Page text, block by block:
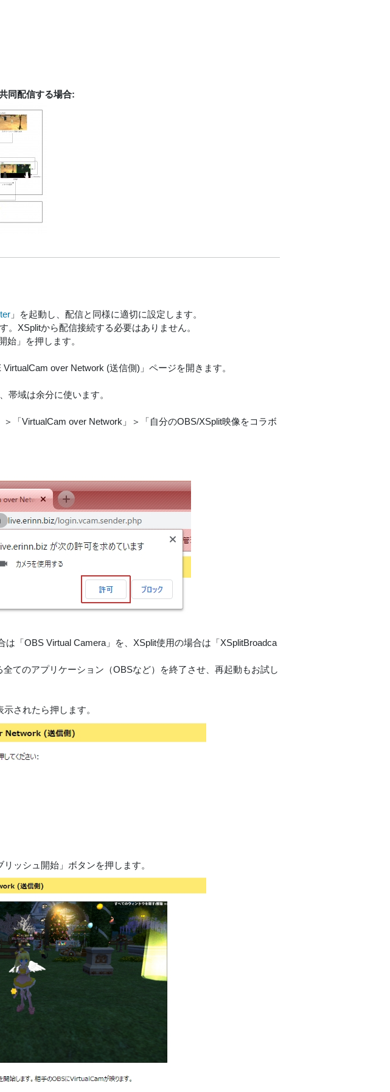
同配信する場合:
」を起動し、配信と同様に適切に設定します。
XSplitから配信接続する必要はありません。
」を押します。
over Network (送信側)」ページを開きます。
帯域は余分に使います。
＞「VirtualCam over Network」＞「自分のOBS/XSplit映像をコラボ
「OBS Virtual Camera」を、XSplit使用の場合は「XSplitBroadca
てのアプリケーション（OBSなど）を終了させ、再起動もお試し
されたら押します。
ッシュ開始」ボタンを押します。